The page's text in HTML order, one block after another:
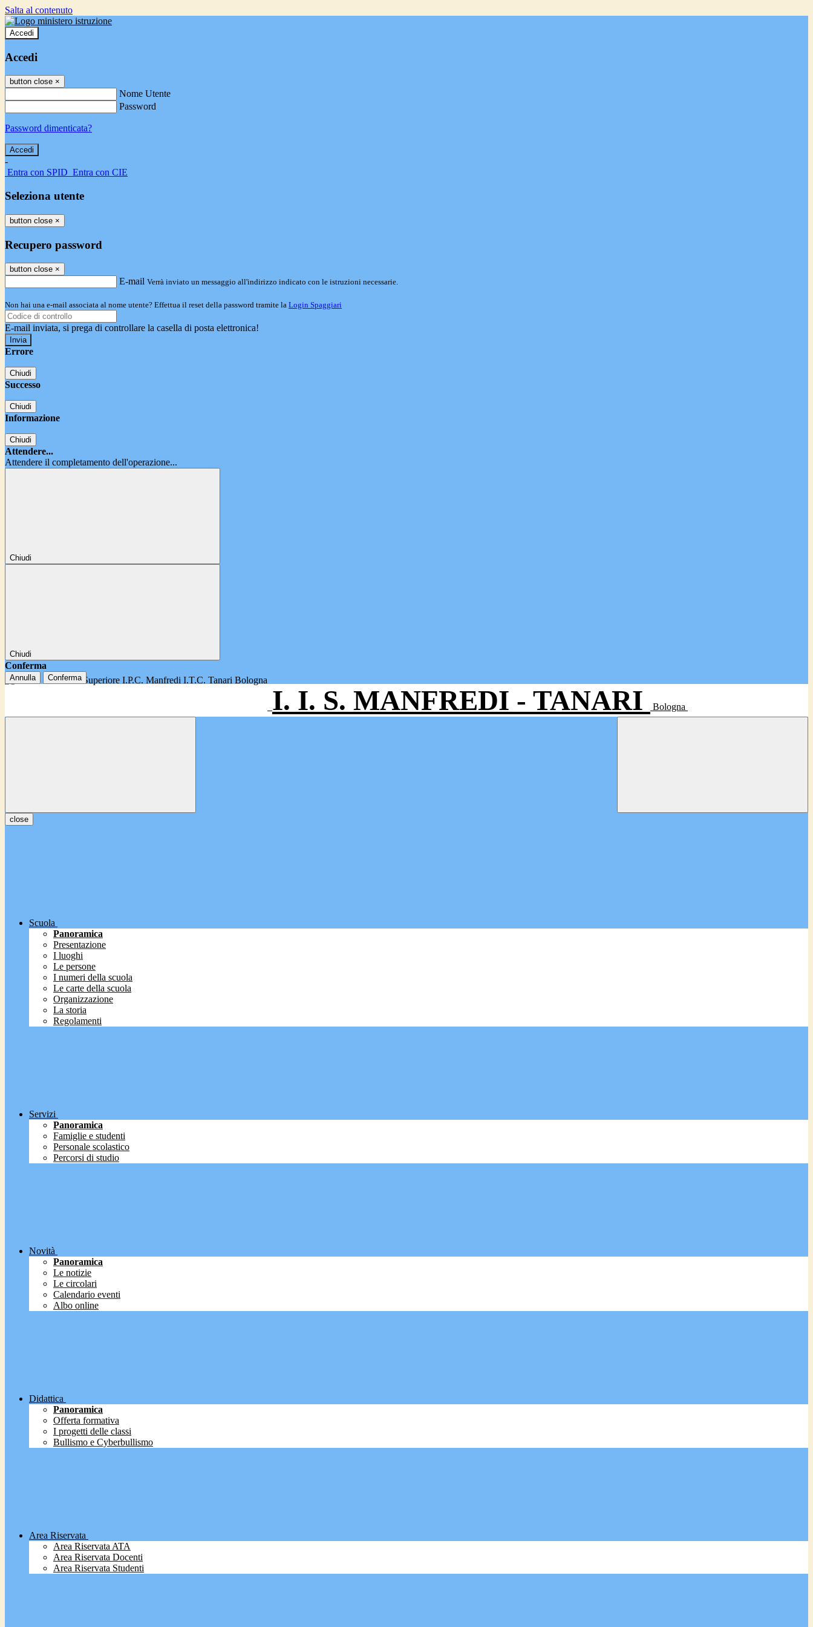
Salta al contenuto
Accedi
Accedi
button close ×
Nome Utente
Password
Password dimenticata?
-
Entra con SPID Entra con CIE
Seleziona utente
button close ×
Recupero password
button close ×
E-mail Verrà inviato un messaggio all'indirizzo indicato con le istruzioni necessarie.
Non hai una e-mail associata al nome utente? Effettua il reset della password tramite la Login Spaggiari
E-mail inviata, si prega di controllare la casella di posta elettronica!
Errore
Chiudi
Successo
Chiudi
Informazione
Chiudi
Attendere...
Attendere il completamento dell'operazione...
Chiudi
Chiudi
Conferma
Annulla Conferma
I. I. S. MANFREDI - TANARI Bologna
close
Scuola
Panoramica
Presentazione
I luoghi
Le persone
I numeri della scuola
Le carte della scuola
Organizzazione
La storia
Regolamenti
Servizi
Panoramica
Famiglie e studenti
Personale scolastico
Percorsi di studio
Novità
Panoramica
Le notizie
Le circolari
Calendario eventi
Albo online
Didattica
Panoramica
Offerta formativa
I progetti delle classi
Bullismo e Cyberbullismo
Area Riservata
Area Riservata ATA
Area Riservata Docenti
Area Riservata Studenti